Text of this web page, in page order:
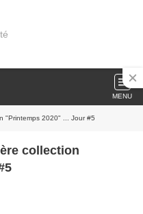
MENU
"Printemps 2020" ... Jour #5
collection